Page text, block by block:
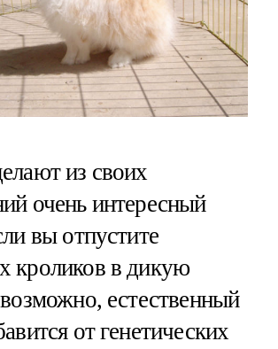
из своих
очень интересный
вы отпустите
кроликов в дикую
естественный
от генетических